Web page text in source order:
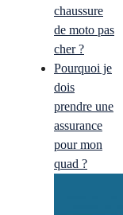
chaussure
de moto pas
cher ?
Pourquoi je
dois
prendre une
assurance
pour mon
quad ?